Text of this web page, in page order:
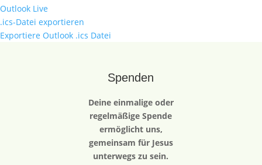
Outlook Live
.ics-Datei exportieren
Exportiere Outlook .ics Datei
Spenden
Deine einmalige oder
regelmäßige Spende
ermöglicht uns,
gemeinsam für Jesus
unterwegs zu sein.